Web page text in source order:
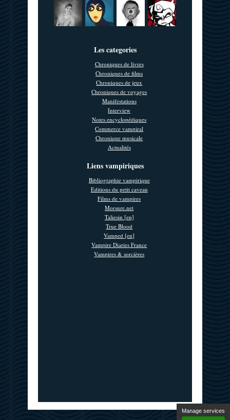
Les categories
Chroniques de livres
Chroniques de films
Chroniques de jeux
Chroniques de voyages
Manifestations
Interview
Notes encyclopédiques
Commerce vampiral
Chronique musicale
Actualités
Liens vampiriques
Bibliographie vampirique
Editions du petit caveau
Films de vampires
Morsure.net
Taliesin [en]
True Blood
Vamped [en]
Vampire Diaries France
Vampires & sorcières
Manage services